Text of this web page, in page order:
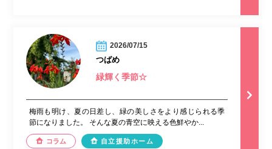
2026/07/15
つばめ
緑輝く季節☆
梅雨も明け、夏の日差し、緑の美しさをより感じられる季
節になりました。 そんな夏の青空に映える色鮮やか...
コラム 自立援助ホーム